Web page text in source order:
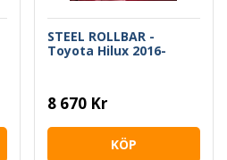
STEEL ROLLBAR -
Toyota Hilux 2016-
8 670 Kr
KÖP